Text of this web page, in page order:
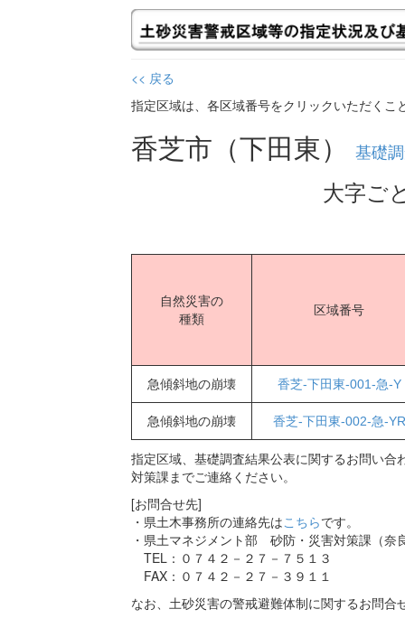
<< 戻る
指定区域は、各区域番号をクリックいただくこ
香芝市（下田東） 基礎
大字ご
急傾斜地の崩壊 香芝-下田東-001-急-Y
急傾斜地の崩壊 香芝-下田東-002-急-YR
自然災害の
種類
区域番号
指定区域、基礎調査結果公表に関するお問い
対策課までご連絡ください。
[お問合せ先]
・県土木事務所の連絡先はこちらです。
・県土マネジメント部 砂防・災害対策課（奈
TEL：０７４２－２７－７５１３
FAX：０７４２－２７－３９１１
なお、土砂災害の警戒避難体制に関するお問